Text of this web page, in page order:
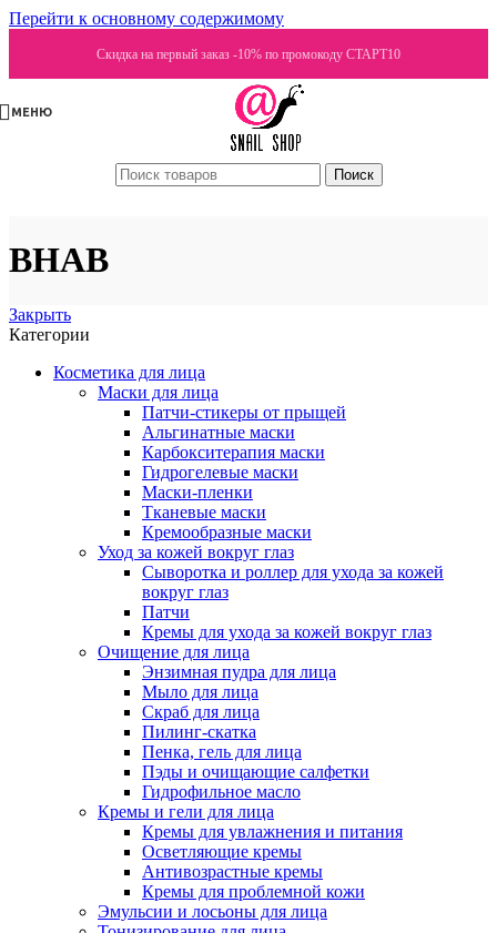
Перейти к основному содержимому
Скидка на первый заказ -10% по промокоду СТАРТ10
МЕНЮ
Поиск
BHAB
Закрыть
Категории
Косметика для лица
Маски для лица
Патчи-стикеры от прыщей
Альгинатные маски
Карбокситерапия маски
Гидрогелевые маски
Маски-пленки
Тканевые маски
Кремообразные маски
Уход за кожей вокруг глаз
Сыворотка и роллер для ухода за кожей
вокруг глаз
Патчи
Кремы для ухода за кожей вокруг глаз
Очищение для лица
Энзимная пудра для лица
Мыло для лица
Скраб для лица
Пилинг-скатка
Пенка, гель для лица
Пэды и очищающие салфетки
Гидрофильное масло
Кремы и гели для лица
Кремы для увлажнения и питания
Осветляющие кремы
Антивозрастные кремы
Кремы для проблемной кожи
Эмульсии и лосьоны для лица